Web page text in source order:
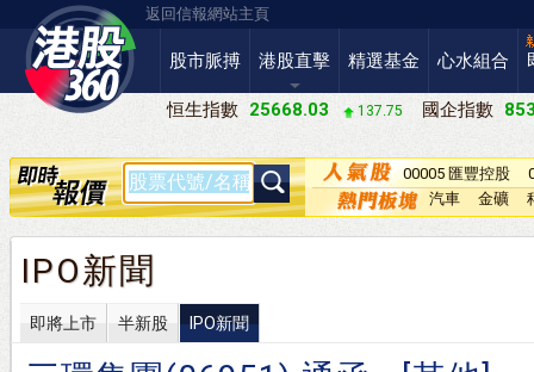
返回信報網站主頁
股市脈搏 港股直擊 精選基金 心水組合
恒生指數 25668.03 137.75 國企指數
00005 匯豐控股
汽車 金礦
IPO新聞
即將上市 半新股 IPO新聞